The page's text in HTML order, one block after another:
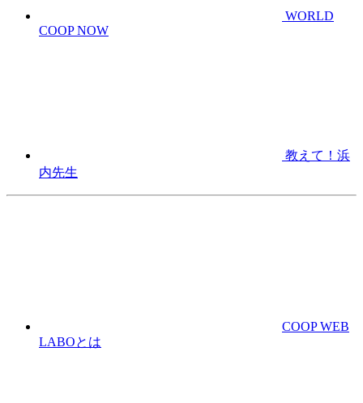
WORLD
COOP NOW
教えて！浜
内先生
COOP WEB
LABOとは